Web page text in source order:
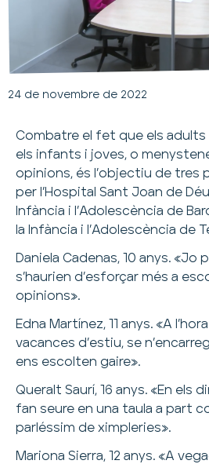
24 de novembre de 2022
Combatre el fet que els
els infants i joves, o
opinions, és l’objectiu de tres
per l’Hospital Sant Joan de
Infància i l’Adolescència de
la Infància i l’Adolescència de
Daniela Cadenas, 10 anys. «Jo
s’haurien d’esforçar més a
opinions».
Edna Martínez, 11 anys. «A
vacances d’estiu, se
ens escolten gaire».
Queralt Saurí, 16 anys. «En els
fan seure en una taula a part
parléssim de ximpleries».
Mariona Sierra, 12 anys. «A